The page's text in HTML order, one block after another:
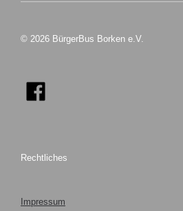
© 2026 BürgerBus Borken e.V.
Rechtliches
Impressum